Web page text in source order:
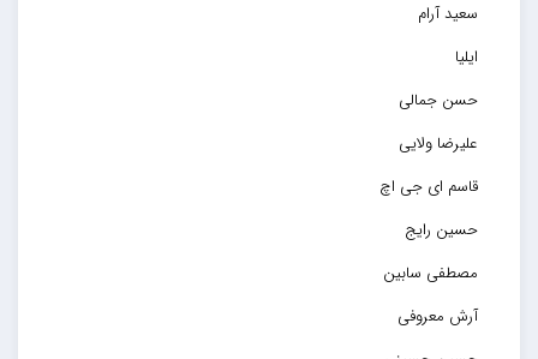
سعید آرام
ایلیا
حسن جمالی
علیرضا ولایی
قاسم ای جی اچ
حسین رایج
مصطفی سابین
آرش معروفی